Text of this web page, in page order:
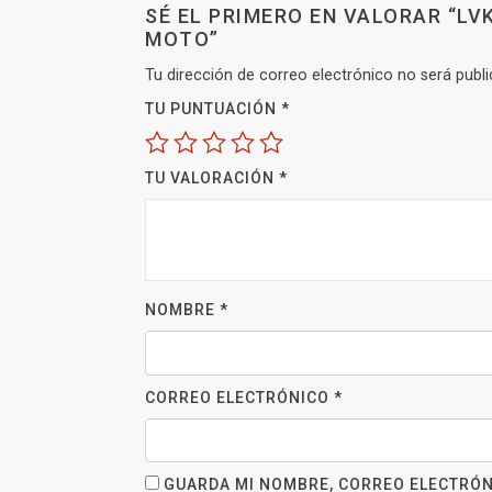
SÉ EL PRIMERO EN VALORAR
MOTO”
Tu dirección de correo electrónico no será
TU PUNTUACIÓN *
TU VALORACIÓN *
NOMBRE *
CORREO ELECTRÓNICO *
GUARDA MI NOMBRE, CORREO